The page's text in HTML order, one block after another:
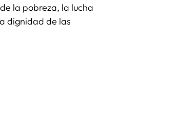
la pobreza, la lucha
dignidad de las